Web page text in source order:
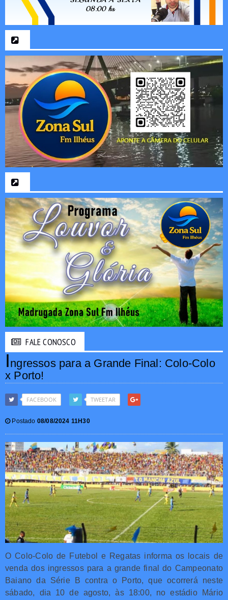
FALE CONOSCO
Ingressos para a Grande Final: Colo-Colo
x Porto!
FACEBOOK TWEETAR
Postado 08/08/2024 11H30
O Colo-Colo de Futebol e Regatas informa os locais de
venda dos ingressos para a grande final do Campeonato
Baiano da Série B contra o Porto, que ocorrerá neste
sábado, dia 10 de agosto, às 18:00, no estádio Mário